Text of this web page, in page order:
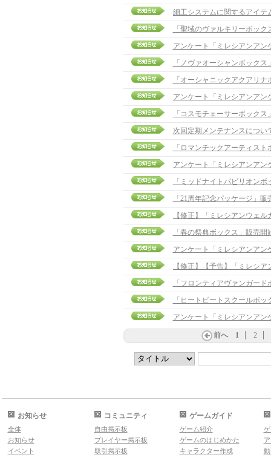
細工システムに関するアイテ
「聖域のヴァルキリーボッ
アンケート「ミレシアンアン
「ノヴァオーシャンボック
「オーシャニックアクアリ
アンケート「ミレシアンアン
「コスモチェーサーボック
次回定期メンテナンスについ
「ロマンチックアーティス
アンケート「ミレシアンアン
「ミッドナイトパビリオン
「21周年記念パッケージ」
「春の祭典ボックス」販売開
アンケート「ミレシアンアン
「フロンティアヴァンガー
「ヒートビートスクールボ
アンケート「ミレシアンアン
前へ 1 2
お知らせ
全体
お知らせ
イベント
コミュニティ
自由掲示板
プレイヤー掲示板
取引掲示板
ゲームガイド
ゲーム紹介
ゲームのはじめかた
キャラクター作成